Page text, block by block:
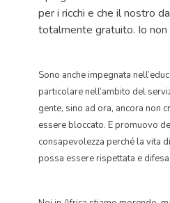
per i ricchi e che il nostro
totalmente gratuito. Io non
Sono anche impegnata
particolare nell’ambito del
gente, sino ad ora, ancora non
essere bloccato. E promuovo
consapevolezza perché la vita
possa essere rispettata e difesa